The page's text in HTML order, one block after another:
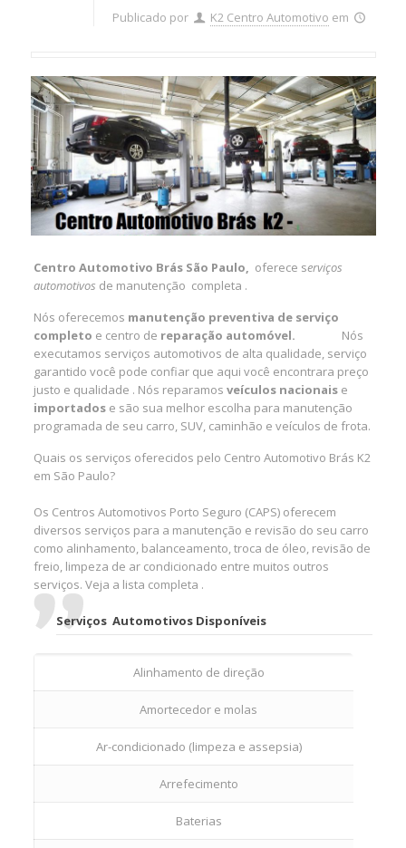
Publicado por K2 Centro Automotivo em
Centro Automotivo Brás São Paulo, oferece serviços
automotivos de manutenção completa .
Nós oferecemos manutenção preventiva de serviço
completo e centro de reparação automóvel. Nós
executamos serviços automotivos de alta qualidade, serviço
garantido você pode confiar que aqui você encontrara preço
justo e qualidade . Nós reparamosveículos nacionais e
importados e são sua melhor escolha para manutenção
programada de seu carro, SUV, caminhão e veículos de frota.
Quais os serviços oferecidos pelo Centro Automotivo Brás K2
em São Paulo?
Os Centros Automotivos Porto Seguro (CAPS) oferecem
diversos serviços para a manutenção e revisão do seu carro
como alinhamento, balanceamento, troca de óleo, revisão de
freio, limpeza de ar condicionado entre muitos outros
serviços. Veja a lista completa .
Serviços Automotivos Disponíveis
Alinhamento de direção
Amortecedor e molas
Ar-condicionado (limpeza e assepsia)
Arrefecimento
Baterias